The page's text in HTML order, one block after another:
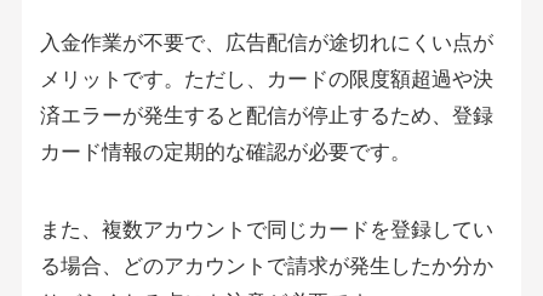
入金作業が不要で、広告配信が途切れにくい点が
メリットです。ただし、カードの限度額超過や決
済エラーが発生すると配信が停止するため、登録
カード情報の定期的な確認が必要です。
また、複数アカウントで同じカードを登録してい
る場合、どのアカウントで請求が発生したか分か